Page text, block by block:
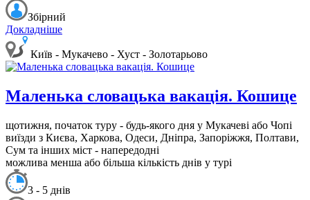
Збірний
Докладніше
Київ - Мукачево - Хуст - Золотарьово
Маленька словацька вакація. Кошице
щотижня, початок туру - будь-якого дня у Мукачеві або Чопі
виїзди з Києва, Харкова, Одеси, Дніпра, Запоріжжя, Полтави,
Сум та інших міст - напередодні
можлива менша або більша кількість днів у турі
3 - 5 днів